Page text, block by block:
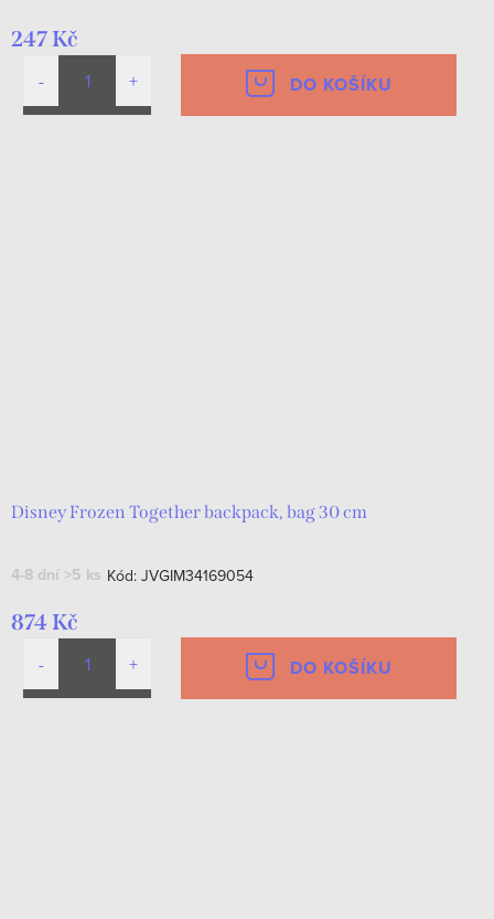
247 Kč
DO KOŠÍKU
Disney Frozen Together backpack, bag 30 cm
4-8 dní >5 ks Kód: JVGIM34169054
874 Kč
DO KOŠÍKU